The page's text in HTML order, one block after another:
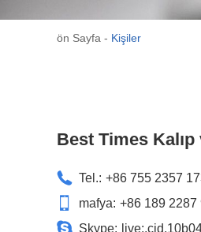
ön Sayfa - Kişiler
Best Times
Tel.: +86 755 2357
mafya: +86 189 2287
Skype: